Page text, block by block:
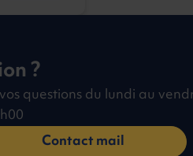
?
questions du lundi au
Contact mail